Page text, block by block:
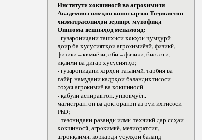
Институти хокшиносӣ ва агрохимияи
Академияи илмҳои кишоварзии Тоҷикистон
хизматрасониҳои зеринро мувофиқи
Оиннома пешниҳод менамояд:
- гузаронидани ташхиси хокҳои ҷумҳурӣ
доир ба хусусиятҳои агрокимиёвӣ, физикӣ,
физикӣ – кимиёвӣ, оби – физикӣ, биологӣ,
иқлимӣ ва дигар хусусиятҳо;
- гузаронидани корҳои таълимӣ, тарбия ва
тайёр намудани кадрҳои баландихтисоси
соҳаи агрокимиё ва хокшиносӣ;
- қабули аспирантон, унвонҷӯён,
магистрантон ва докторанон аз рӯи ихтисоси
РhD;
- тезонидани раванди илми-техникӣ дар соҳаи
хокшиносӣ, агрокимиё, мелиоратсия,
агроиқлимӣ, коркарди усулҳои баланд